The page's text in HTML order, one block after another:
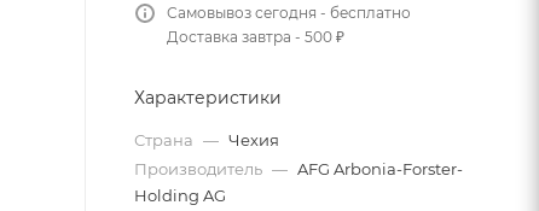
Самовывоз сегодня - бесплатно
Доставка завтра - 500 ₽
Характеристики
Страна — Чехия
Производитель — AFG Arbonia-Forster-
Holding AG